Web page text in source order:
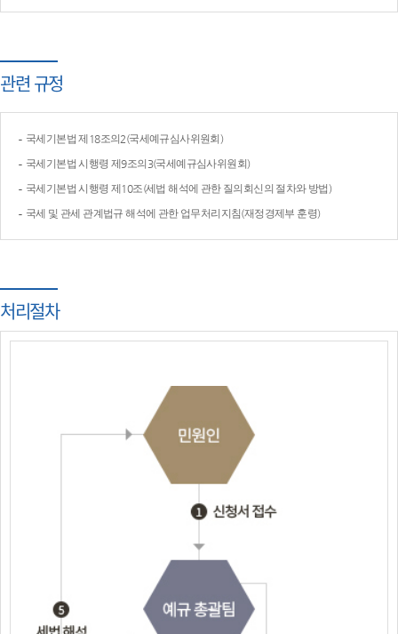
관련 규정
국세기본법 제18조의2(국세예규심사위원회)
국세기본법 시행령 제9조의3(국세예규심사위원회)
국세기본법 시행령 제10조(세법 해석에 관한 질의회신의 절차와 방법)
국세 및 관세 관계법규 해석에 관한 업무처리지침(재정경제부 훈령)
처리절차